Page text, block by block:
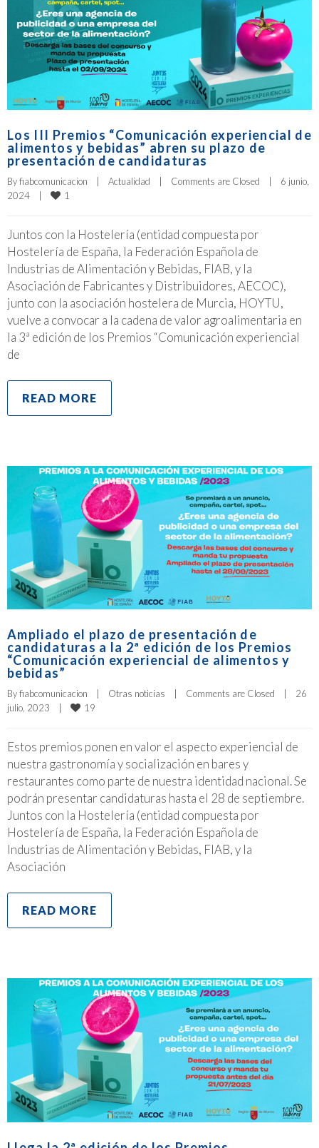
Los III Premios “Comunicación experiencial de
alimentos y bebidas” abren su plazo de
presentación de candidaturas
By fiabcomunicacion Actualidad Comments are Closed
6 junio,
2024
1
Juntos con la Hostelería (entidad compuesta por
Hostelería de España, la Federación Española de
Industrias de Alimentación y Bebidas, FIAB, y la
Asociación de Fabricantes y Distribuidores, AECOC),
junto con la asociación hostelera de Murcia, HOYTU,
vuelve a convocar a la cadena de valor agroalimentaria en
la 3ª edición de los Premios “Comunicación experiencial
de
READ MORE
Ampliado el plazo de presentación de
candidaturas a la 2ª edición de los Premios
“Comunicación experiencial de alimentos y
bebidas”
By fiabcomunicacion Otras noticias Comments are Closed
26
julio, 2023
19
Estos premios ponen en valor el aspecto experiencial de
nuestra gastronomía y socialización en bares y
restaurantes como parte de nuestra identidad nacional. Se
podrán presentar candidaturas hasta el 28 de septiembre.
Juntos con la Hostelería (entidad compuesta por
Hostelería de España, la Federación Española de
Industrias de Alimentación y Bebidas, FIAB, y la
Asociación
READ MORE